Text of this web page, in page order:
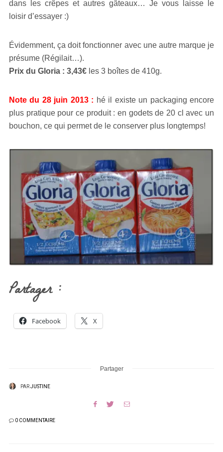
dans les crêpes et autres gâteaux… Je vous laisse le
loisir d’essayer :)
Évidemment, ça doit fonctionner avec une autre marque je
présume (Régilait…).
Prix du Gloria : 3,43€ les 3 boîtes de 410g.
Note du 28 juin 2013 : hé il existe un packaging encore
plus pratique pour ce produit : en godets de 20 cl avec un
bouchon, ce qui permet de le conserver plus longtemps!
Partager :
Facebook X
Partager
PARJUSTINE
0 COMMENTAIRE